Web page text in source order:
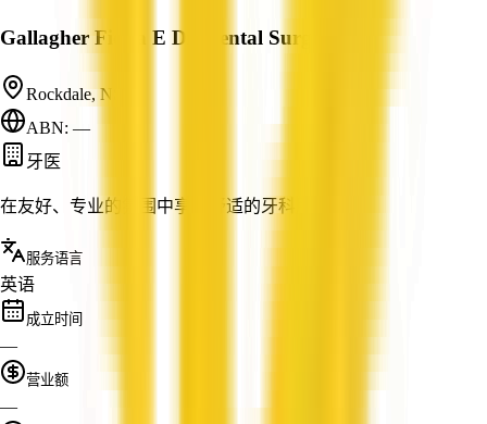
Gallagher Fiona E Dr, Dental Surgeon
Rockdale, NSW
ABN: —
牙医
在友好、专业的氛围中享受舒适的牙科服务。
服务语言
英语
成立时间
—
营业额
—